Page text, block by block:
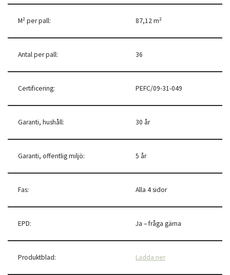
M² per pall: 87,12 m²
Antal per pall: 36
Certificering: PEFC/09-31-049
Garanti, hushåll: 30 år
Garanti, offentlig miljö: 5 år
Fas: Alla 4 sidor
EPD: Ja – fråga gärna
Produktblad: Ladda ner